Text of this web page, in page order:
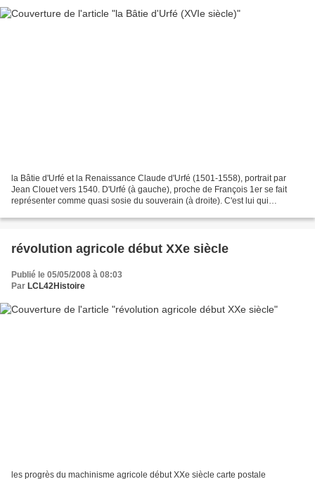
la Bâtie d'Urfé et la Renaissance Claude d'Urfé (1501-1558), portrait par
Jean Clouet vers 1540. D'Urfé (à gauche), proche de François 1er se fait
représenter comme quasi sosie du souverain (à droite). C'est lui qui
révolution agricole début XXe siècle
Publié le 05/05/2008 à 08:03
Par LCL42Histoire
les progrès du machinisme agricole début XXe siècle carte postale